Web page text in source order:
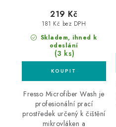
Skladem, ihned k
odeslání
(3 ks)
181 Kč bez DPH
219 Kč
Fresso Microfiber Wash je
profesionální prací
prostředek určený k čištění
mikrovláken a